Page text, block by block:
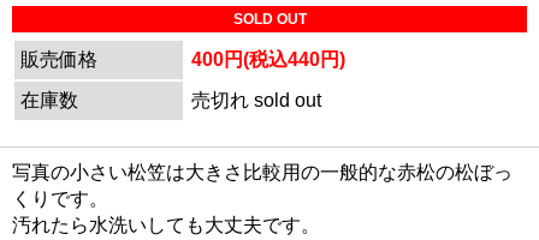
SOLD OUT
販売価格
400円(税込440円)
在庫数
売切れ sold out
写真の小さい松笠は大きさ比較用の一般的な赤松の松ぼっ
くりです。
汚れたら水洗いしても大丈夫です。